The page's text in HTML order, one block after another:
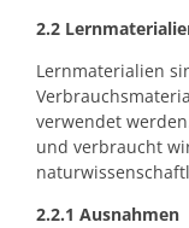
2.2
Lernmaterialien
verwendet
und verbraucht
2.2.1 Ausnahmen